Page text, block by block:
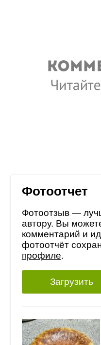
Фотоотчет
Фотоотзыв —
автору. Вы
комментарий и
фотоотчёт
профиле.
Загрузить